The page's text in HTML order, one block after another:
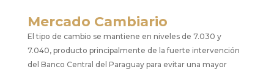
Mercado Cambiario
El tipo de cambio se mantiene en niveles de 7.030 y
7.040, producto principalmente de la fuerte intervención
del Banco Central del Paraguay para evitar una mayor